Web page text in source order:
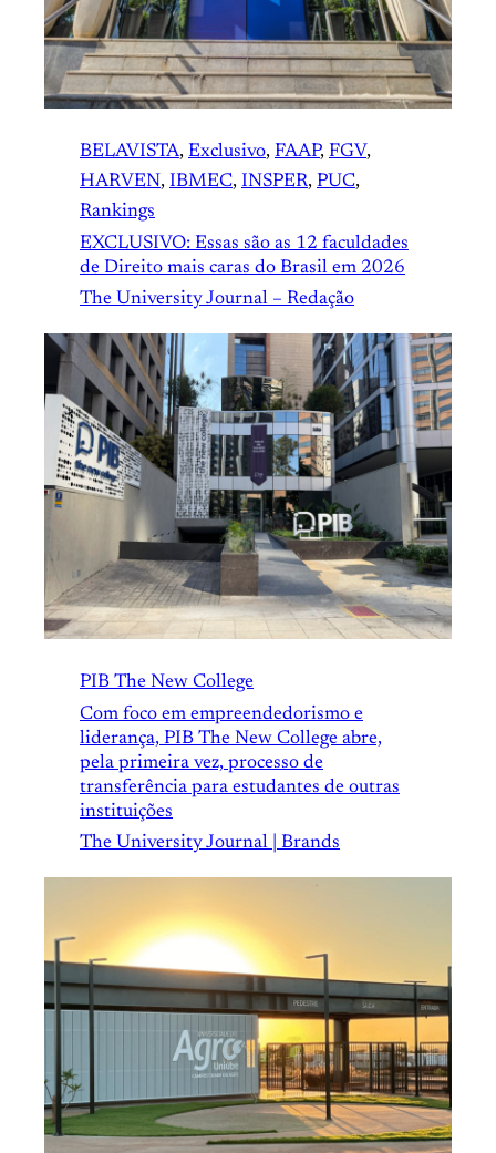
BELAVISTA, Exclusivo, FAAP, FGV
HARVEN, IBMEC, INSPER, PUC
Rankings
EXCLUSIVO: Essas são as 12 faculdades
de Direito mais caras do Brasil em 2026
The University Journal – Redação
PIB The New College
Com foco em empreendedorismo e
liderança, PIB The New College abre,
pela primeira vez, processo de
transferência para estudantes de outras
instituições
The University Journal | Brands